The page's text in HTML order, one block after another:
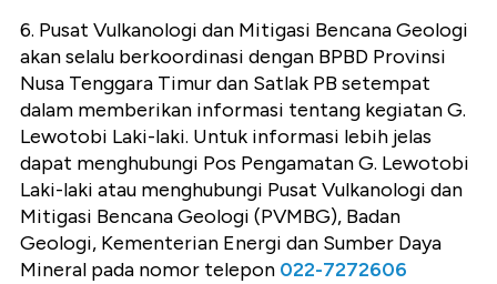
6. Pusat Vulkanologi dan Mitigasi Bencana Geologi
akan selalu berkoordinasi dengan BPBD Provinsi
Nusa Tenggara Timur dan Satlak PB setempat
dalam memberikan informasi tentang kegiatan G.
Lewotobi Laki-laki. Untuk informasi lebih jelas
dapat menghubungi Pos Pengamatan G. Lewotobi
Laki-laki atau menghubungi Pusat Vulkanologi dan
Mitigasi Bencana Geologi (PVMBG), Badan
Geologi, Kementerian Energi dan Sumber Daya
Mineral pada nomor telepon 022-7272606